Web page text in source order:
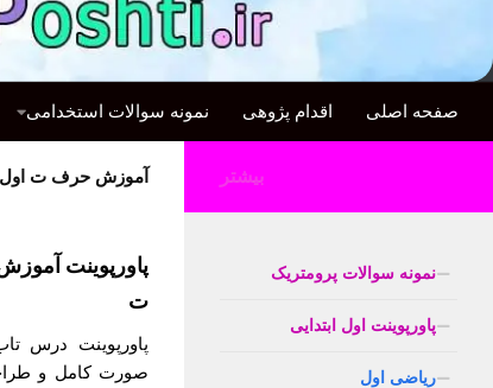
صفحه اصلی اقدام پژوهی نمونه سوالات استخدامی
آموزش حرف ت اول
پاورپوینت
ت
پاورپوینت درس
صورت کامل و
بیشتر
نمونه سوالات پرومتریک
پاورپوینت اول ابتدایی
ریاضی اول